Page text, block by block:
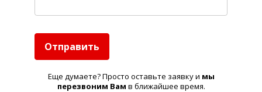
Отправить
Еще думаете? Просто оставьте заявку и мы
перезвоним Вам в ближайшее время.